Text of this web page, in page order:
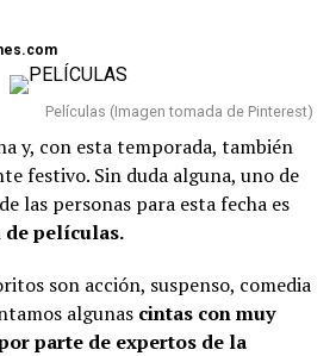
más el contexto de la cinta, es
de los elementos
mitología griega,
y seres legendarios que han
obras de la cultura popular.
son algunos de ellos:
Películas (Imagen tomada de Pinterest)
y, con esta temporada, también
festivo. Sin duda alguna, uno de
las personas para esta fecha es
películas.
son acción, suspenso, comedia
algunas cintas con muy
parte de expertos de la